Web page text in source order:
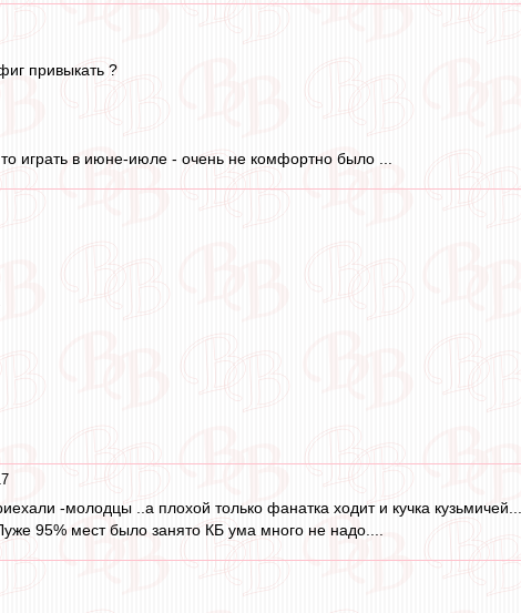
привыкать ?
играть в июне-июле - очень не комфортно было ...
-молодцы ..а плохой только фанатка ходит и кучка
95% мест было занято КБ ума много не надо....